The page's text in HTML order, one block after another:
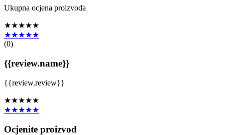
Ukupna ocjena proizvoda
★★★★★
★★★★★
(0)
{{review.name}}
{{review.review}}
★★★★★
★★★★★
Ocjenite proizvod